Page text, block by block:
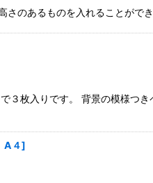
さのあるものを入れること
３枚入りです。 背景の模様つ
４]